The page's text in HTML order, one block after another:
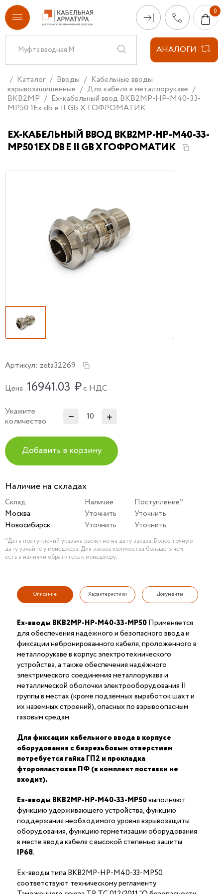
АНАЛОГИ
Каталог Вводы
Кабельные вводы
взрывозащищенные
Для кабеля в металлорукаве
ВКВ2МР
Ех-кабельный ввод ВКВ2МР-НР-М40-33-
МР50 1Ex db e II Gb X ГОФРОМАТИК
ЕХ-КАБЕЛЬНЫЙ ВВОД ВКВ2МР-НР-М40-33-
МР50 1EX DB E II GB X ГОФРОМАТИК
Артикул: zeta32269
Цена 16941.03 ₽с НДС
Укажите
количество
Добавить в корзину
Наличие на складах
Склад Наличие
Поступление*
Москва
Уточнить
Уточнить
Новосибирск
Уточнить Уточнить
*Дата поступлений указана расчетно на дату заказа. Более точную
дату узнайте у менеджера. Для заказа количества большего чем
есть в наличии обратитесь к менеджеру.
Описание Характеристики Документы
Ex-вводы ВКВ2МР-НР-М40-33-МР50Применяется
для обеспечения надёжного и безопасного ввода и
фиксации небронированного кабеля, проложенного в
металлорукаве в корпус электротехнического
устройства, а также обеспечения надёжного
электрического соединения металлорукава и
металлической оболочки электрооборудования II
группы в местах (кроме подземных выработок шахт и
их наземных строений), опасных по взрывоопасным
газовым средам.
Для фиксации кабельного ввода в корпусе
оборудования с безрезьбовым отверстием
потребуется гайка ГП2 и прокладка
фторопластовая ПФ (в комплект поставки не
входит).
Ex-вводы ВКВ2МР-НР-М40-33-МР50выполняют
функцию удерживающего устройства, функцию
поддержания необходимого уровня взрывозащиты
оборудования, функцию герметизации оборудования
в месте ввода кабеля с высокой степенью защиты
IP68.
Ex-вводы типа ВКВ2МР-НР-М40-33-МР50
соответствуют техническому регламенту